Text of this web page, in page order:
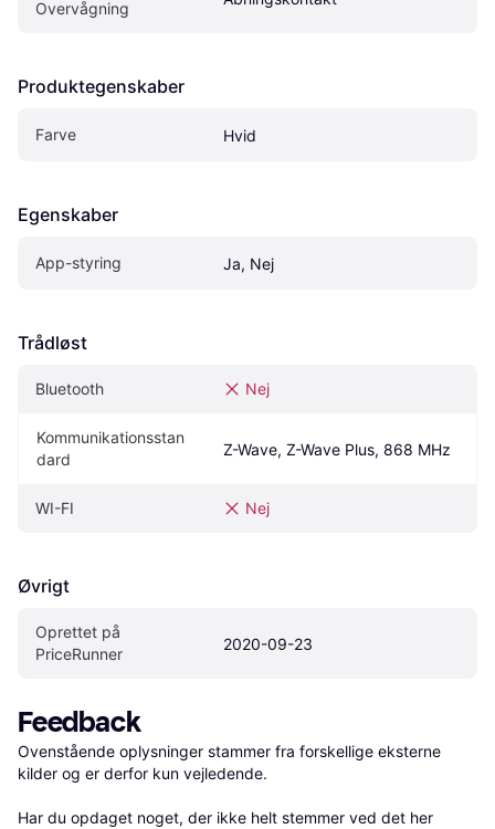
Overvågning
Produktegenskaber
Farve Hvid
Egenskaber
App-styring Ja, Nej
Trådløst
Bluetooth Nej
Kommunikationsstan
dard
Z-Wave, Z-Wave Plus, 868 MHz
WI-FI Nej
Øvrigt
Oprettet på
PriceRunner
2020-09-23
Feedback
Ovenstående oplysninger stammer fra forskellige eksterne
kilder og er derfor kun vejledende.
Har du opdaget noget, der ikke helt stemmer ved det her